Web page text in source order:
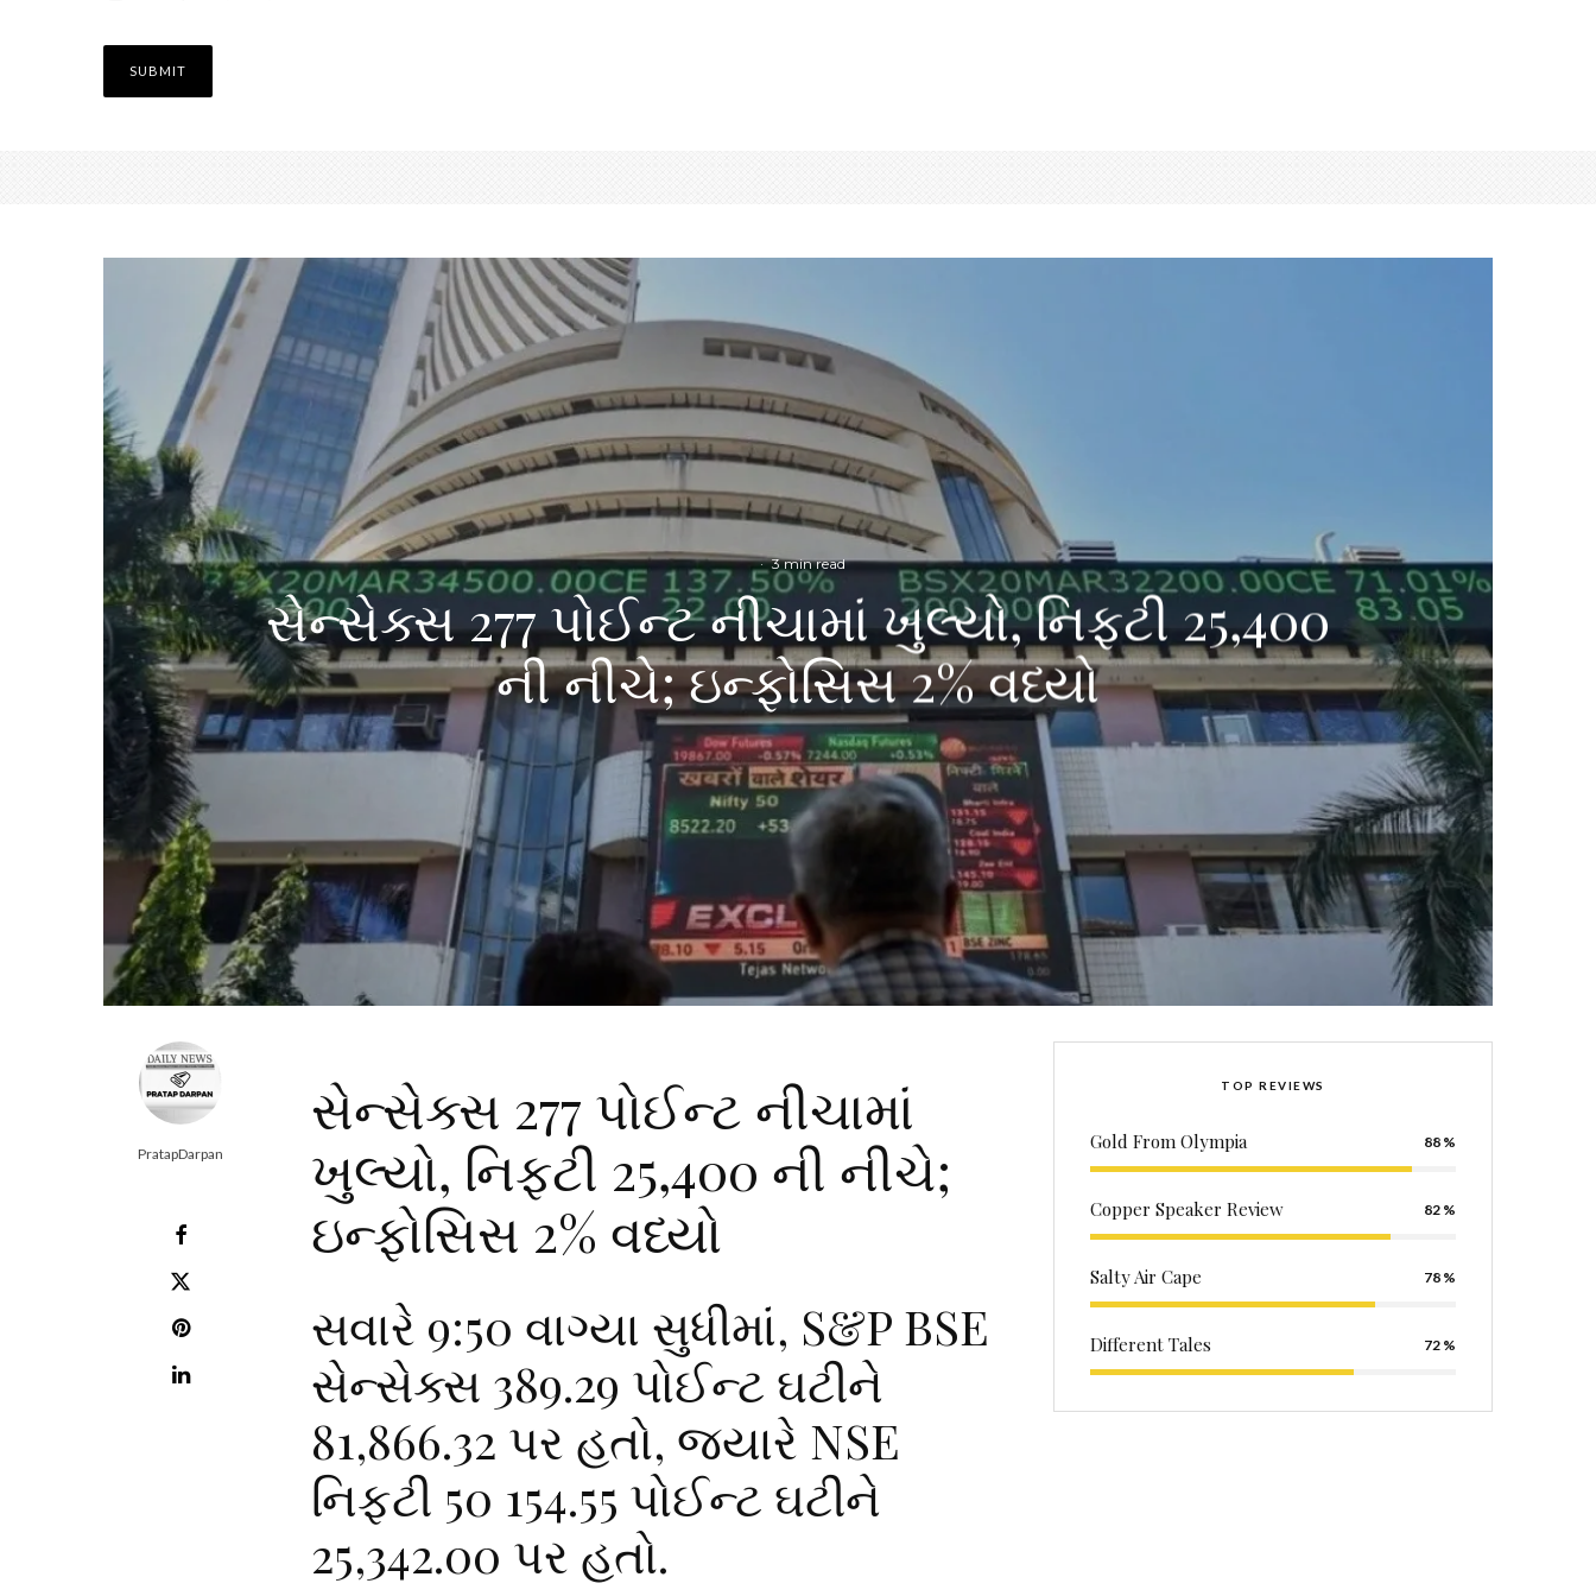
· 3 min read
સેન્સેક્સ 277 પોઈન્ટ નીચામાં ખુલ્યો, નિફ્ટી 25,400
ની નીચે; ઇન્ફોસિસ 2% વધ્યો
PratapDarpan
સેન્સેક્સ 277 પોઈન્ટ નીચામાં
ખુલ્યો, નિફ્ટી 25,400 ની નીચે;
ઇન્ફોસિસ 2% વધ્યો
સવારે 9:50 વાગ્યા સુધીમાં, S&P BSE
સેન્સેક્સ 389.29 પોઈન્ટ ઘટીને
81,866.32 પર હતો, જ્યારે NSE
નિફ્ટી 50 154.55 પોઈન્ટ ઘટીને
25,342.00 પર હતો.
TOP REVIEWS
Gold From Olympia 88
Copper Speaker Review 82
Salty Air Cape 78
Different Tales 72